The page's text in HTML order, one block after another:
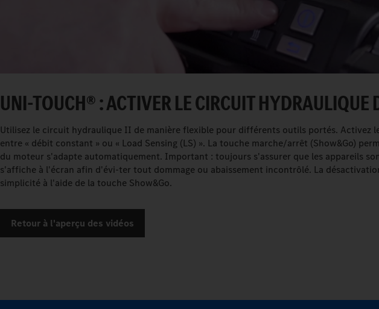
UNI-TOUCH® : ACTIVER LE CIRCUIT HYDRAULIQUE
Utilisez le circuit hydraulique II de manière flexible pour différents outils portés. Activez
entre « débit constant » ou « Load Sensing (LS) ». La touche marche/arrêt (Show&Go)
du moteur s'adapte automatiquement. Important : toujours s'assurer que les appareils
s'affiche à l'écran afin d'évi-ter tout dommage ou abaissement incontrôlé. La
simplicité à l'aide de la touche Show&Go.
Retour à l'aperçu des vidéos